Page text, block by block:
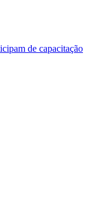
de capacitação